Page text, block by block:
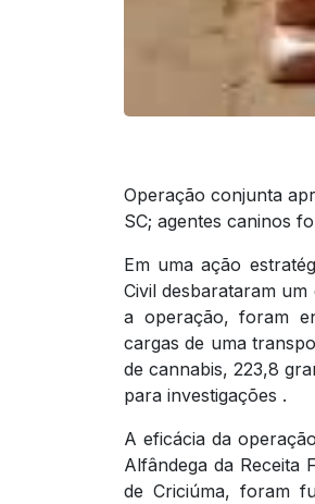
Operação conjunta
SC; agentes caninos
Em uma ação
Civil desbarataram
a operação, foram
cargas de uma
de cannabis, 223,8
para investigações .
A eficácia da
Alfândega da Receita
de Criciúma, foram